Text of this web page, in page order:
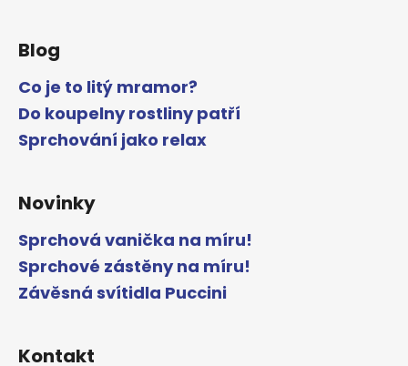
Blog
Co je to litý mramor?
Do koupelny rostliny patří
Sprchování jako relax
Novinky
Sprchová vanička na míru!
Sprchové zástěny na míru!
Závěsná svítidla Puccini
Kontakt